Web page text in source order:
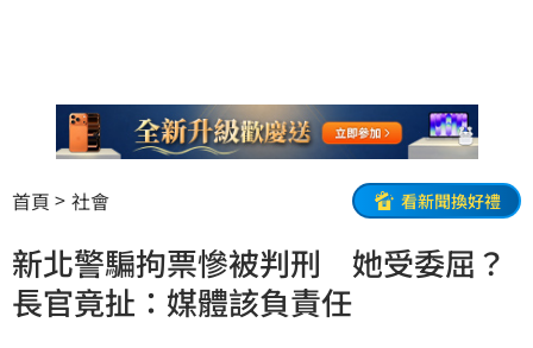
首頁 社會 看新聞換好禮
新北警騙拘票慘被判刑 她受委屈？
長官竟扯：媒體該負責任